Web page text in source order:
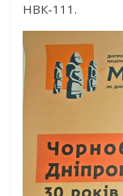
НВК-111.